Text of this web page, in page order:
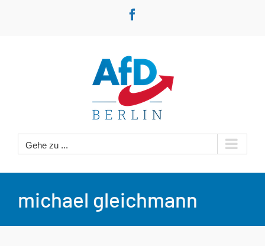
Gehe zu ...
michael gleichmann